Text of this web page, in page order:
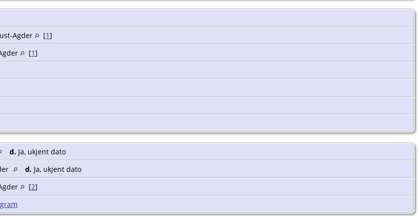
Agder [1]
[1]
d. Ja, ukjent dato
d. Ja, ukjent dato
[2]